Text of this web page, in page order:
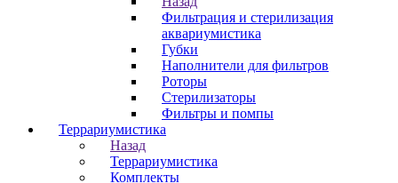
Фильтрация и стерилизация
аквариумистика
Губки
Наполнители для фильтров
Роторы
Стерилизаторы
Фильтры и помпы
Террариумистика
Назад
Террариумистика
Комплекты